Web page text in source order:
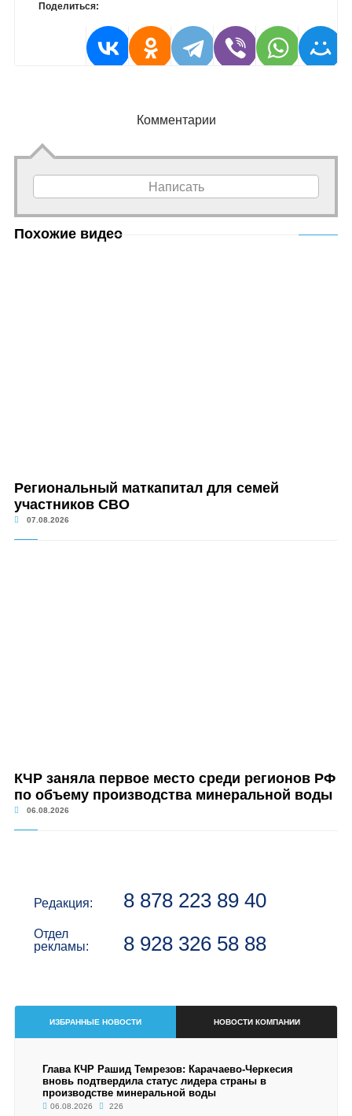
Поделиться:
Комментарии
Написать
Похожие видео
Региональный маткапитал для семей
участников СВО
07.08.2026
КЧР заняла первое место среди регионов РФ
по объему производства минеральной воды
06.08.2026
Редакция: 8 878 223 89 40
Отдел
рекламы:
8 928 326 58 88
ИЗБРАННЫЕ НОВОСТИ НОВОСТИ КОМПАНИИ
Глава КЧР Рашид Темрезов: Карачаево-Черкесия
вновь подтвердила статус лидера страны в
производстве минеральной воды
06.08.2026 226